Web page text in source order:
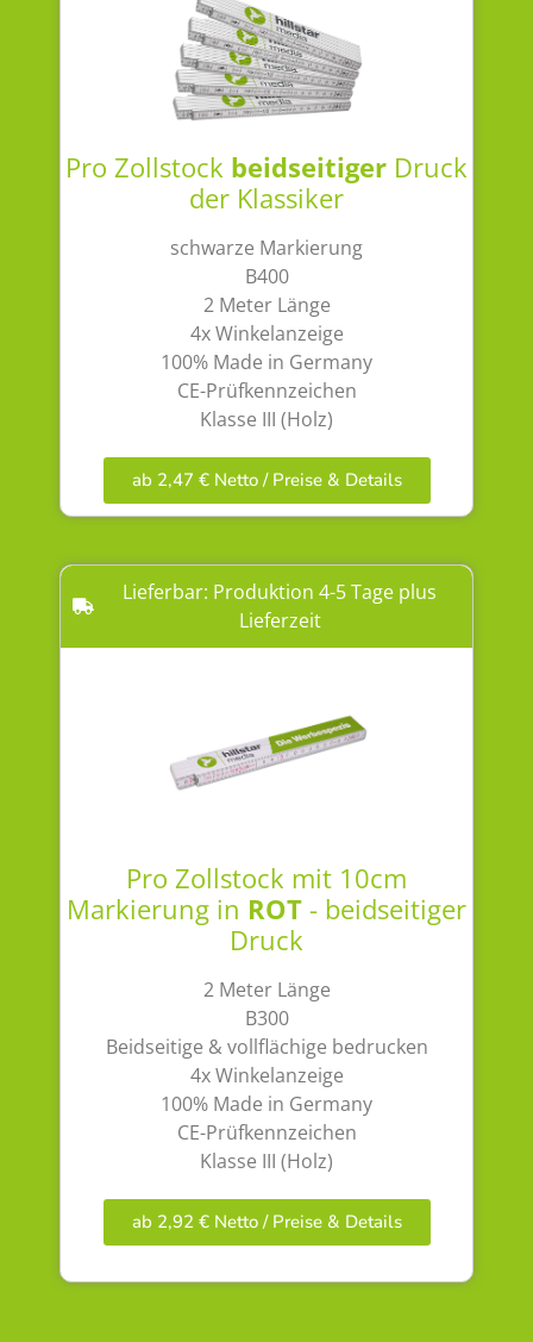
Pro Zollstock beidseitiger Druck
der Klassiker
schwarze Markierung
B400
2 Meter Länge
4x Winkelanzeige
100% Made in Germany
CE-Prüfkennzeichen
Klasse III (Holz)
ab 2,47 € Netto / Preise & Details
Lieferbar: Produktion 4-5 Tage plus
Lieferzeit
Pro Zollstock mit 10cm
Markierung in ROT- beidseitiger
Druck
2 Meter Länge
B300
Beidseitige & vollflächige bedrucken
4x Winkelanzeige
100% Made in Germany
CE-Prüfkennzeichen
Klasse III (Holz)
ab 2,92 € Netto / Preise & Details